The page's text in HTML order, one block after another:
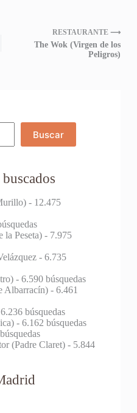
RESTAURANTE ⟶
The Wok (Virgen de los
Peligros)
Buscar
- 12.475
la Peseta)- 7.975
- 6.735
- 6.590 búsquedas
Albarracín)- 6.461
búsquedas
- 6.162 búsquedas
(Padre Claret)- 5.844